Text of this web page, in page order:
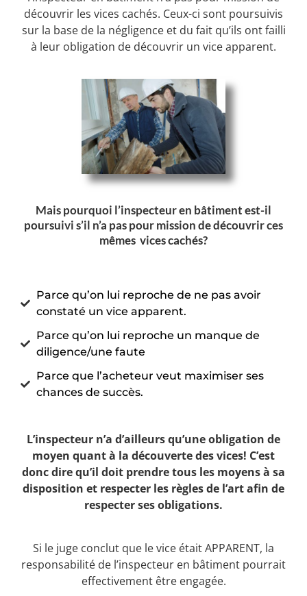
découvrir les vices cachés. Ceux-ci sont poursuivis
sur la base de la négligence et du fait qu’ils ont failli
à leur obligation de découvrir un vice apparent.
Mais pourquoi l’inspecteur en bâtiment est-il
poursuivi s’il n’a pas pour mission de découvrir ces
mêmes vices cachés?
Parce qu’on lui reproche de ne pas avoir
constaté un vice apparent.
Parce qu’on lui reproche un manque de
diligence/une faute
Parce que l’acheteur veut maximiser ses
chances de succès.
L’inspecteur n’a d’ailleurs qu’une obligation de
moyen quant à la découverte des vices! C’est
donc dire qu’il doit prendre tous les moyens à sa
disposition et respecter les règles de l’art afin de
respecter ses obligations.
Si le juge conclut que le vice était APPARENT, la
responsabilité de l’inspecteur en bâtiment pourrait
effectivement être engagée.